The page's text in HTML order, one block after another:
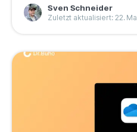
Sven Schneider
Zuletzt aktualisiert: 22.